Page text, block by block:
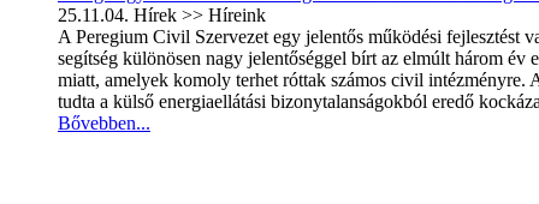
25.11.04. Hírek >> Híreink
A Peregium Civil Szervezet egy jelentős működési fejlesztést
segítség különösen nagy jelentőséggel bírt az elmúlt három év
miatt, amelyek komoly terhet róttak számos civil intézményre.
tudta a külső energiaellátási bizonytalanságokból eredő
Bővebben...